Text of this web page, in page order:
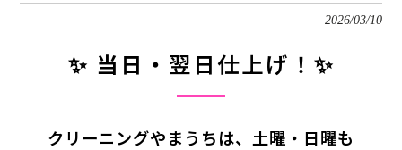
2026/03/10
✨ 当日・翌日仕上げ！✨
クリーニングやまうちは、土曜・日曜も